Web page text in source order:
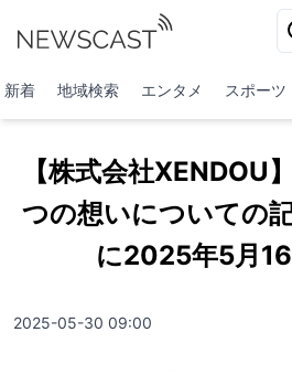
新着 地域検索 エンタメ スポーツ
【株式会社XENDOU
つの想いについての
に2025年5月16
2025-05-30 09:00